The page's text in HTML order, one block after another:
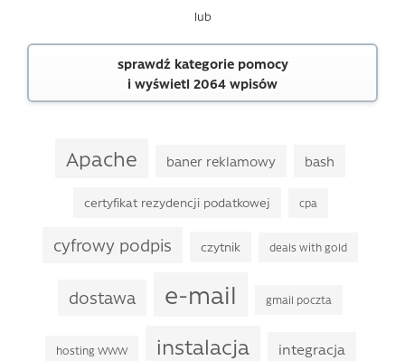
lub
sprawdź kategorie pomocy
i wyświetl 2064 wpisów
Apache baner reklamowy bash
certyfikat rezydencji podatkowej cpa
cyfrowy podpis czytnik deals with gold
dostawa e-mail gmail poczta
hosting WWW instalacja integracja